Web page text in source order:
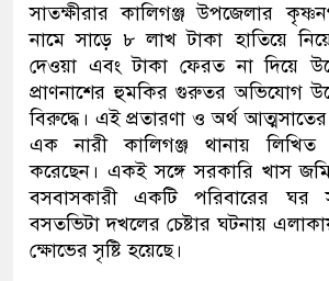
সাতক্ষীরার কালিগঞ্জ উপজেলার
নামে সাড়ে ৮ লাখ টাকা হাতিয়ে
দেওয়া এবং টাকা ফেরত না দিয়ে
প্রাণনাশের হুমকির গুরুতর অভিযোগ
বিরুদ্ধে। এই প্রতারণা ও অর্থ
এক নারী কালিগঞ্জ থানায় লিখিত
করেছেন। একই সঙ্গে সরকারি খাস
বসবাসকারী একটি পরিবারের ঘর
বসতভিটা দখলের চেষ্টার ঘটনায়
ক্ষোভের সৃষ্টি হয়েছে।